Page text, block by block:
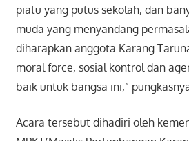
piatu yang putus sekolah, dan
muda yang menyandang
diharapkan anggota Karang
moral force, sosial kontrol dan
baik untuk bangsa ini,”
Acara tersebut dihadiri oleh